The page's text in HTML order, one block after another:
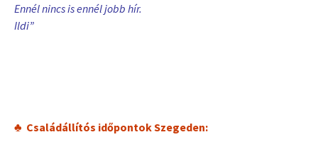
Ennél nincs is ennél jobb hír.
Ildi”
♣ Családállítós időpontok Szegeden: